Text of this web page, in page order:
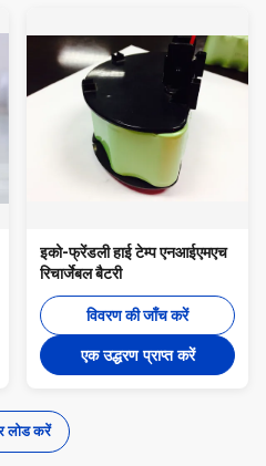
इको-फ्रेंडली हाई टेम्प एनआईएमएच
रिचार्जेबल बैटरी
विवरण की जाँच करें
एक उद्धरण प्राप्त करें
लोड करें